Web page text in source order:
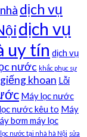
dịch vụ
dịch vụ
uy tín dịch vụ
nước khắc phục sự
khoan Lỗi
Máy lọc nước
nước kêu to Máy
bơm máy lọc
nước tại nhà hà Nội sửa